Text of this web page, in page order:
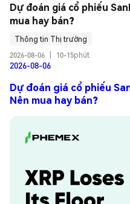
Dự đoán giá cổ phiếu
mua hay bán?
Thông tin Thị trường
2026-08-06
10-15phút
2026-08-06
Dự đoán giá cổ phiếu
Nên mua hay bán?